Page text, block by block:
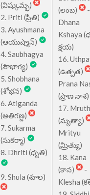
(విష్కుమ్భ)
2. Priti (ప్రీతి)
3. Ayushmana
(ఆయుష్మాన్)
4. Saubhagya
(సౌభాగ్య)
5. Shobhana
(శోభన)
6. Atiganda
(అతిగణ్డ)
7. Sukarma
(సుకర్మా)
8. Dhriti (ధృతి)
9. Shula (శూల)
(లంబ)
-
Dhana
Kshaya
క్షయ)
16.
(ఉత్పత)
Prana
(ప్రాణ నాశ)
17.
(మృత్యా)
Mrityu
(మ్రిత్యు)
18. Kana
(కాన)
-
Klesha